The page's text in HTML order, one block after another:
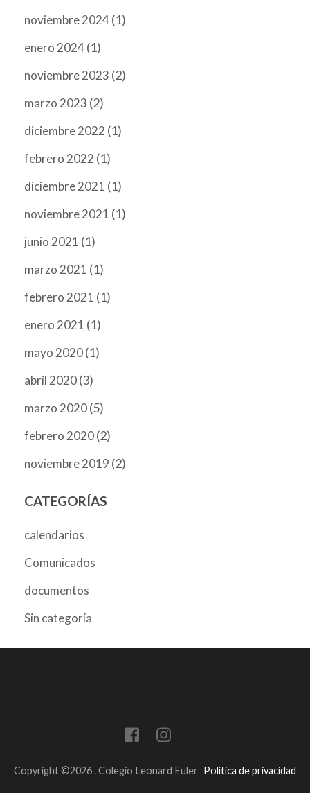
noviembre 2024(1)
enero 2024(1)
noviembre 2023 (2)
marzo 2023 (2)
diciembre 2022 (1)
febrero 2022 (1)
diciembre 2021 (1)
noviembre 2021 (1)
junio 2021 (1)
marzo 2021 (1)
febrero 2021 (1)
enero 2021 (1)
mayo 2020(1)
abril 2020(3)
marzo 2020(5)
febrero 2020(2)
noviembre 2019 (2)
CATEGORÍAS
calendarios
Comunicados
documentos
Sin categoría
Copyright ©2026.Colegio Leonard Euler Política de privacidad